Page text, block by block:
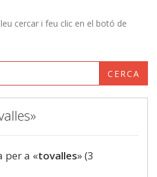
cercar i feu clic en el botó de
CERCA
per a «tovalles» (3